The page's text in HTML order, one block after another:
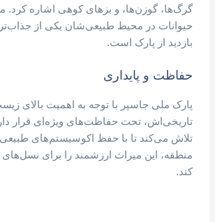
گرگ‌ها، گوزن‌ها، و بزهای کوهی اشاره کرد.
حیوانات در محیط طبیعی‌شان یکی از
بازدید از پارک است.
حفاظت و پایداری
پارک ملی جاسپر با توجه به اهمیت بالای
تاریخی‌اش، تحت حفاظت‌های ویژه‌ای قرار
تلاش می‌کند تا با حفظ اکوسیستم‌های
منطقه، این میراث ارزشمند را برای نسل‌های
کند.